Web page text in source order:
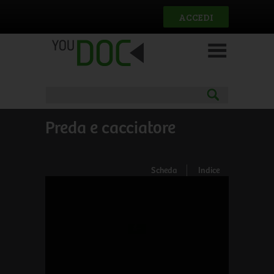
ACCEDI
Preda e cacciatore
Scheda Indice